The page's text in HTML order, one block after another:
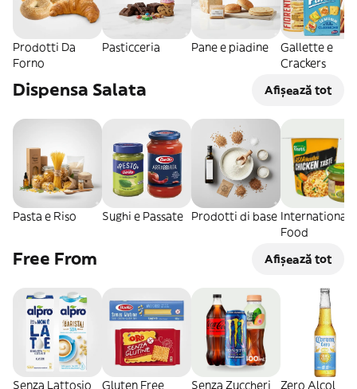
Prodotti Da
Forno
Pasticceria Pane e piadine
Gallette e
Crackers
Dispensa Salata Afișează tot
Pasta e Riso Sughi e Passate Prodotti di base International
Food
Free From Afișează tot
Senza Lattosio Gluten Free Senza Zuccheri Zero Alcol